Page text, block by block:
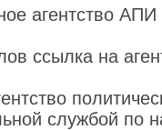
агентство
ссылка на
службой по